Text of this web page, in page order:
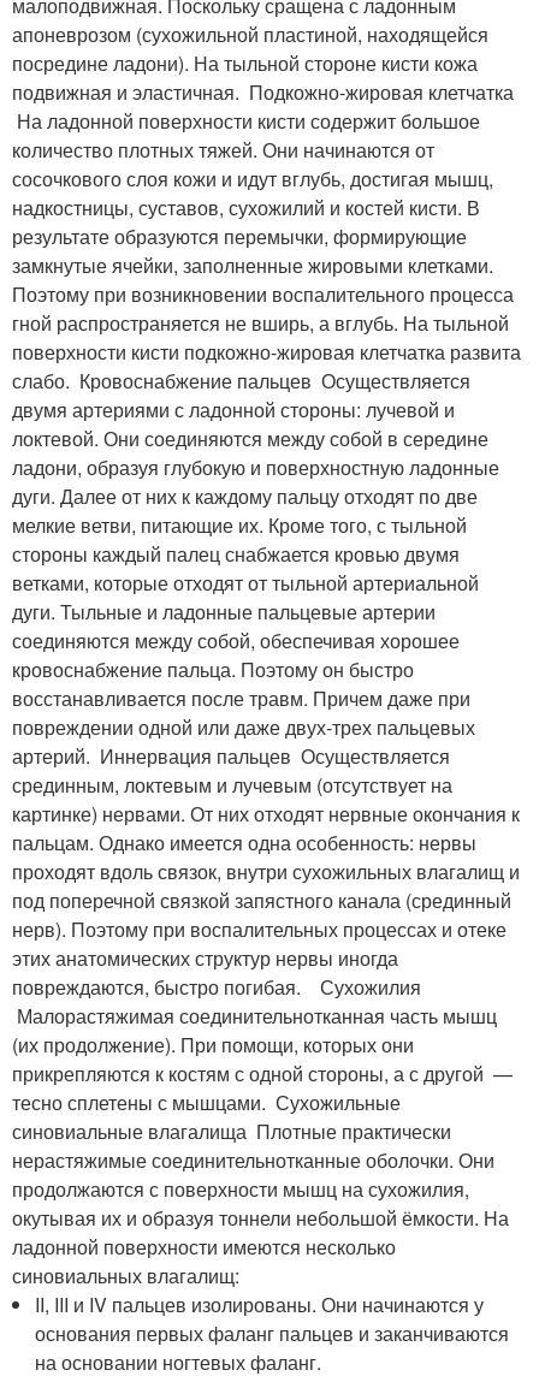
апоневрозом (сухожильной пластиной, находящейся
посредине ладони). На тыльной стороне кисти кожа
подвижная и эластичная. Подкожно-жировая клетчатка
На ладонной поверхности кисти содержит большое
количество плотных тяжей. Они начинаются от
сосочкового слоя кожи и идут вглубь, достигая мышц,
надкостницы, суставов, сухожилий и костей кисти. В
результате образуются перемычки, формирующие
замкнутые ячейки, заполненные жировыми клетками.
Поэтому при возникновении воспалительного процесса
гной распространяется не вширь, а вглубь. На тыльной
поверхности кисти подкожно-жировая клетчатка развита
слабо. Кровоснабжение пальцев Осуществляется
двумя артериями с ладонной стороны: лучевой и
локтевой. Они соединяются между собой в середине
ладони, образуя глубокую и поверхностную ладонные
дуги. Далее от них к каждому пальцу отходят по две
мелкие ветви, питающие их. Кроме того, с тыльной
стороны каждый палец снабжается кровью двумя
ветками, которые отходят от тыльной артериальной
дуги. Тыльные и ладонные пальцевые артерии
соединяются между собой, обеспечивая хорошее
кровоснабжение пальца. Поэтому он быстро
восстанавливается после травм. Причем даже при
повреждении одной или даже двух-трех пальцевых
артерий. Иннервация пальцев Осуществляется
срединным, локтевым и лучевым (отсутствует на
картинке) нервами. От них отходят нервные окончания к
пальцам. Однако имеется одна особенность: нервы
проходят вдоль связок, внутри сухожильных влагалищ и
под поперечной связкой запястного канала (срединный
нерв). Поэтому при воспалительных процессах и отеке
этих анатомических структур нервы иногда
повреждаются, быстро погибая. Сухожилия
Малорастяжимая соединительнотканная часть мышц
(их продолжение). При помощи, которых они
прикрепляются к костям с одной стороны, а с другой —
тесно сплетены с мышцами. Сухожильные
синовиальные влагалища Плотные практически
нерастяжимые соединительнотканные оболочки. Они
продолжаются с поверхности мышц на сухожилия,
окутывая их и образуя тоннели небольшой ёмкости. На
ладонной поверхности имеются несколько
синовиальных влагалищ:
II, III и IV пальцев изолированы. Они начинаются у
основания первых фаланг пальцев и заканчиваются
на основании ногтевых фаланг.